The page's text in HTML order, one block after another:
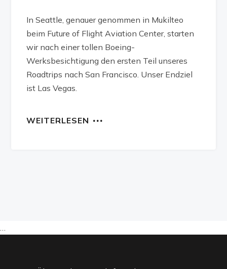
In Seattle, genauer genommen in Mukilteo
beim Future of Flight Aviation Center, starten
wir nach einer tollen Boeing-
Werksbesichtigung den ersten Teil unseres
Roadtrips nach San Francisco. Unser Endziel
ist Las Vegas.
WEITERLESEN
…